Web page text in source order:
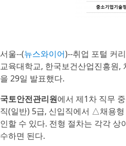
서울--(뉴스와이어)--취업 포털 커
교육대학교, 한국보건산업진흥원,
을 29일 발표했다.
국토안전관리원에서 제1차 직무
직(일반) 5급, 신입직에서 △채용
인할 수 있다. 전형 절차는 각각
수하면 된다.